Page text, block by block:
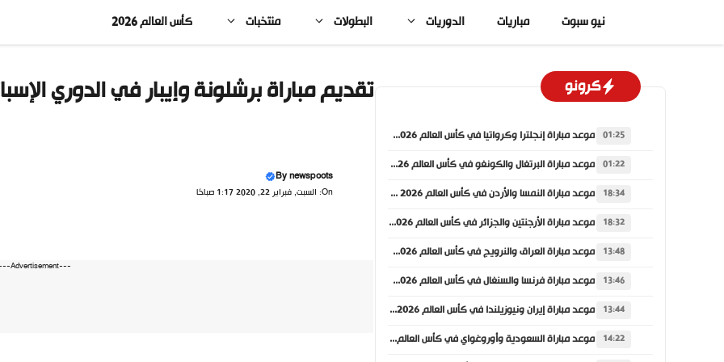
المحتوى
نيو سبوت مباريات الدوريات البطولات منتخبات كأس العالم 2026
تقديم مباراة برشلونة وإيبار في الدوري
Bynewspoots
On: السبت, فبراير 22, 2020 1:17 صباحًا
---Advertisement---
كرونو
01:25 موعد مباراة إنجلترا وكرواتيا في كأس العالم 2026 والقنوات الناقلة
01:22 موعد مباراة البرتغال والكونغو في كأس العالم 2026 والقنوات الناقلة
18:34 موعد مباراة النمسا والأردن في كأس العالم 2026 والقنوات الناقلة
18:32 موعد مباراة الأرجنتين والجزائر في كأس العالم 2026 والقنوات الناقلة
13:48 موعد مباراة العراق والنرويج في كأس العالم 2026 والقنوات الناقلة
13:46 موعد مباراة فرنسا والسنغال في كأس العالم 2026 والقنوات الناقلة
13:44 موعد مباراة إيران ونيوزيلندا في كأس العالم 2026 والقنوات الناقلة
14:22 موعد مباراة السعودية وأوروغواي في كأس العالم 2026 والقنوات الناقلة